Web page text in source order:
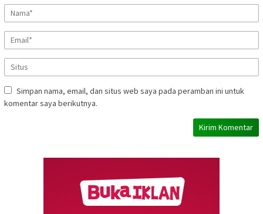
Simpan nama, email, dan situs web saya pada peramban ini untuk
komentar saya berikutnya.